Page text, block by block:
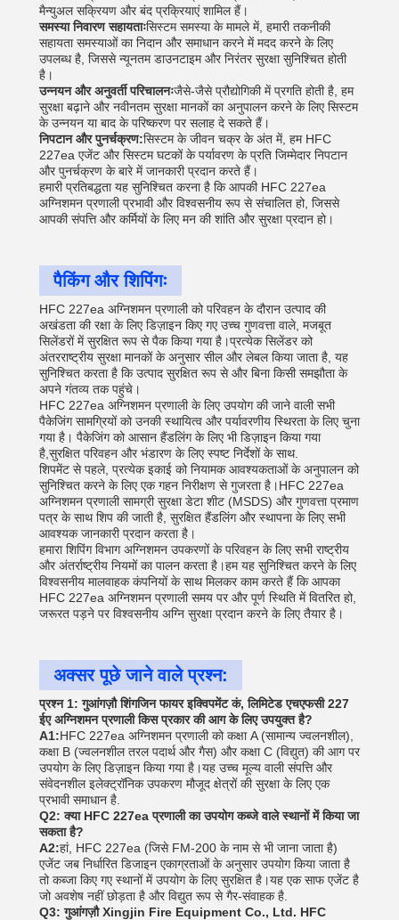
मैन्युअल सक्रियण और बंद प्रक्रियाएं शामिल हैं।
समस्या निवारण सहायताःसिस्टम समस्या के मामले में, हमारी तकनीकी
सहायता समस्याओं का निदान और समाधान करने में मदद करने के लिए
उपलब्ध है, जिससे न्यूनतम डाउनटाइम और निरंतर सुरक्षा सुनिश्चित होती
है।
उन्नयन और अनुवर्ती परिचालनःजैसे-जैसे प्रौद्योगिकी में प्रगति होती है, हम
सुरक्षा बढ़ाने और नवीनतम सुरक्षा मानकों का अनुपालन करने के लिए सिस्टम
के उन्नयन या बाद के परिष्करण पर सलाह दे सकते हैं।
निपटान और पुनर्चक्रण:सिस्टम के जीवन चक्र के अंत में, हम HFC
227ea एजेंट और सिस्टम घटकों के पर्यावरण के प्रति जिम्मेदार निपटान
और पुनर्चक्रण के बारे में जानकारी प्रदान करते हैं।
हमारी प्रतिबद्धता यह सुनिश्चित करना है कि आपकी HFC 227ea
अग्निशमन प्रणाली प्रभावी और विश्वसनीय रूप से संचालित हो, जिससे
आपकी संपत्ति और कर्मियों के लिए मन की शांति और सुरक्षा प्रदान हो।
पैकिंग और शिपिंगः
HFC 227ea अग्निशमन प्रणाली को परिवहन के दौरान उत्पाद की
अखंडता की रक्षा के लिए डिज़ाइन किए गए उच्च गुणवत्ता वाले, मजबूत
सिलेंडरों में सुरक्षित रूप से पैक किया गया है।प्रत्येक सिलेंडर को
अंतरराष्ट्रीय सुरक्षा मानकों के अनुसार सील और लेबल किया जाता है, यह
सुनिश्चित करता है कि उत्पाद सुरक्षित रूप से और बिना किसी समझौता के
अपने गंतव्य तक पहुंचे।
HFC 227ea अग्निशमन प्रणाली के लिए उपयोग की जाने वाली सभी
पैकेजिंग सामग्रियों को उनकी स्थायित्व और पर्यावरणीय स्थिरता के लिए चुना
गया है। पैकेजिंग को आसान हैंडलिंग के लिए भी डिज़ाइन किया गया
है,सुरक्षित परिवहन और भंडारण के लिए स्पष्ट निर्देशों के साथ.
शिपमेंट से पहले, प्रत्येक इकाई को नियामक आवश्यकताओं के अनुपालन को
सुनिश्चित करने के लिए एक गहन निरीक्षण से गुजरता है।HFC 227ea
अग्निशमन प्रणाली सामग्री सुरक्षा डेटा शीट (MSDS) और गुणवत्ता प्रमाण
पत्र के साथ शिप की जाती है, सुरक्षित हैंडलिंग और स्थापना के लिए सभी
आवश्यक जानकारी प्रदान करता है।
हमारा शिपिंग विभाग अग्निशमन उपकरणों के परिवहन के लिए सभी राष्ट्रीय
और अंतर्राष्ट्रीय नियमों का पालन करता है।हम यह सुनिश्चित करने के लिए
विश्वसनीय मालवाहक कंपनियों के साथ मिलकर काम करते हैं कि आपका
HFC 227ea अग्निशमन प्रणाली समय पर और पूर्ण स्थिति में वितरित हो,
जरूरत पड़ने पर विश्वसनीय अग्नि सुरक्षा प्रदान करने के लिए तैयार है।
अक्सर पूछे जाने वाले प्रश्न:
प्रश्न 1: गुआंगज़ौ शिंगजिन फायर इक्विपमेंट कं, लिमिटेड एचएफसी 227
ईए अग्निशमन प्रणाली किस प्रकार की आग के लिए उपयुक्त है?
A1:HFC 227ea अग्निशमन प्रणाली को कक्षा A (सामान्य ज्वलनशील),
कक्षा B (ज्वलनशील तरल पदार्थ और गैस) और कक्षा C (विद्युत) की आग पर
उपयोग के लिए डिज़ाइन किया गया है।यह उच्च मूल्य वाली संपत्ति और
संवेदनशील इलेक्ट्रॉनिक उपकरण मौजूद क्षेत्रों की सुरक्षा के लिए एक
प्रभावी समाधान है.
Q2: क्या HFC 227ea प्रणाली का उपयोग कब्जे वाले स्थानों में किया जा
सकता है?
A2:हां, HFC 227ea (जिसे FM-200 के नाम से भी जाना जाता है)
एजेंट जब निर्धारित डिजाइन एकाग्रताओं के अनुसार उपयोग किया जाता है
तो कब्जा किए गए स्थानों में उपयोग के लिए सुरक्षित है।यह एक साफ एजेंट है
जो अवशेष नहीं छोड़ता है और विद्युत रूप से गैर-संवाहक है.
Q3: गुआंगज़ौ Xingjin Fire Equipment Co., Ltd. HFC